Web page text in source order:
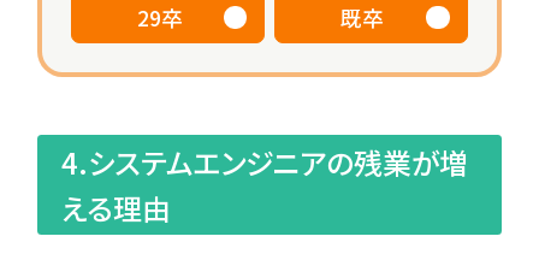
29卒 既卒
4.システムエンジニアの残業が増
える理由